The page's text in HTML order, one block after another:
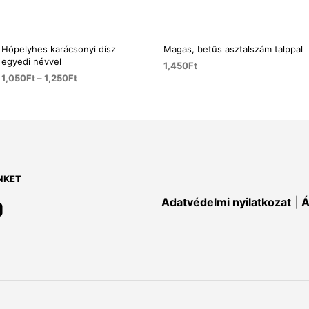
Hópelyhes karácsonyi dísz
egyedi névvel
1,050Ft–1,250Ft
Magas, betűs asztalszám talppal
1,450Ft
Adatvédelmi nyilatkozat